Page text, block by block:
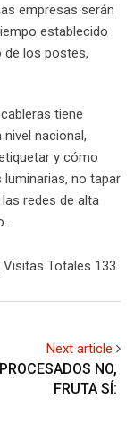
empresas serán
establecido
de los postes,
tiene
nacional,
y cómo
luminarias, no tapar
redes de alta
Visitas Totales 133
Next article
NO,
FRUTA SÍ: